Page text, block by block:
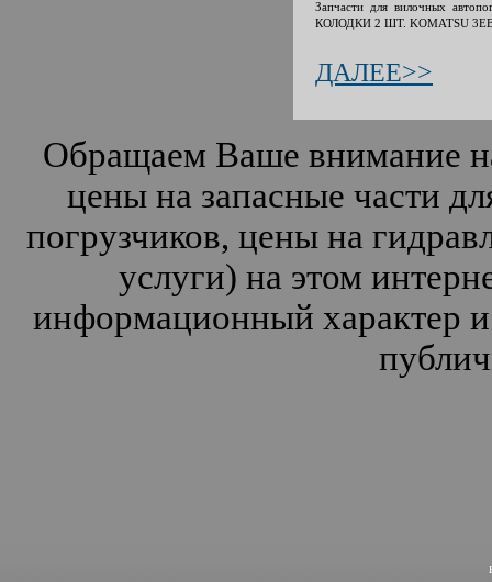
Запчасти для вилочных
КОЛОДКИ 2 ШТ. KOMATSU
ДАЛЕЕ>>
Обращаем Ваше внимание
цены на запасные части
погрузчиков, цены на
услуги) на этом
информационный характер и